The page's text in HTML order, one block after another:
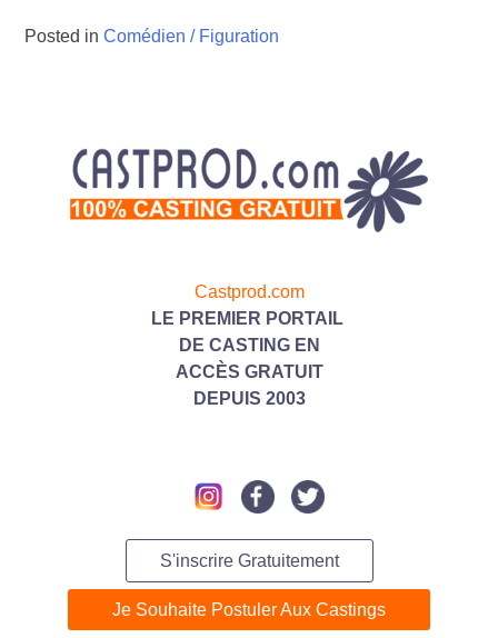
Posted inComédien / Figuration
Castprod.com
LE PREMIER PORTAIL
DE CASTING EN
ACC ÈS GRATUIT
DEPUIS 2003
S'inscrire Gratuitement
Je Souhaite Postuler Aux Castings